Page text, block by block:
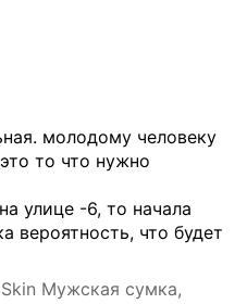
молодому человеку
то что нужно
улице -6, то начала
вероятность, что будет
Мужская сумка,